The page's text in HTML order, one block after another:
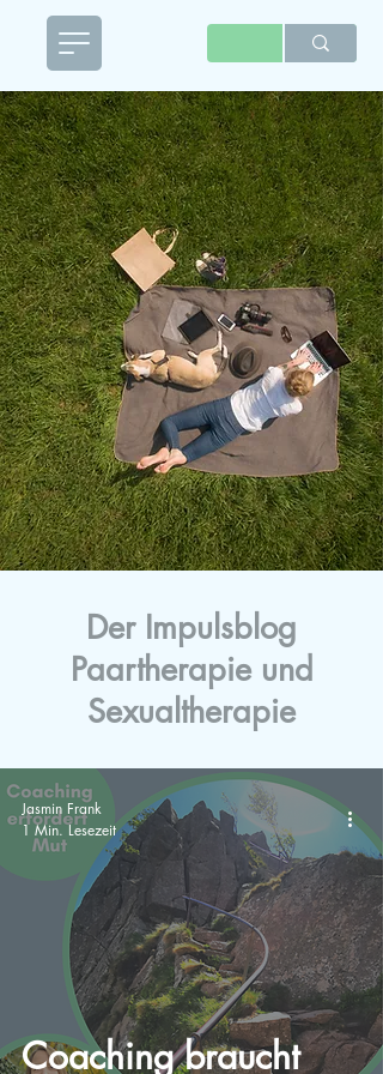
Der Impulsblog
Paartherapie und
Sexualtherapie
Coaching braucht
Jasmin Frank
1 Min. Lesezeit